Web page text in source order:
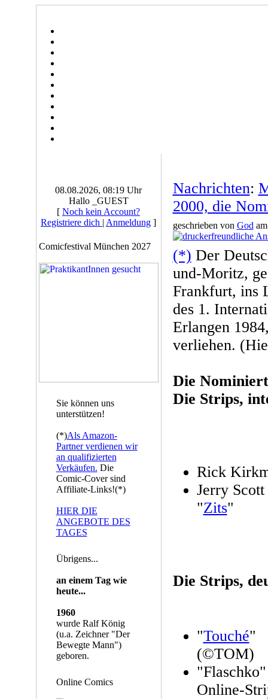
08.08.2026, 08:19 Uhr
Hallo _GUEST
[ Noch kein Account?
Registriere dich | Anmeldung ]
Comicfestival München 2027
Sie können uns
unterstützen!
(*)Als Amazon-
Partner verdienen wir
an qualifizierten
Verkäufen. Die
Comic-Cover sind
Affiliate-Links!(*)
HIER DIE
ANGEBOTE DES
TAGES
Übrigens...
an einem Tag wie
heute...
1960
wurde Ralf König
(u.a. Zeichner "Der
Bewegte Mann")
geboren.
Online Comics
Nachrichten:
2000, die
geschrieben von God
(*) Der
und-Moritz,
Frankfurt, ins
des 1.
Erlangen
verliehen.
Die
Die Strips,
Rick
Jerry
"Zits"
Die Strips,
"Touché"
(©TOM)
Online-